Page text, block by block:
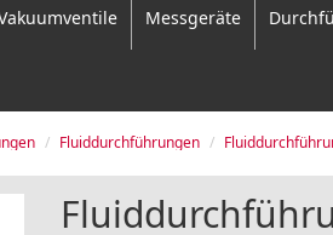
Messgeräte
Fluiddurchführungen